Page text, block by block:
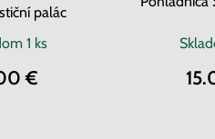
palác
1 ks
€